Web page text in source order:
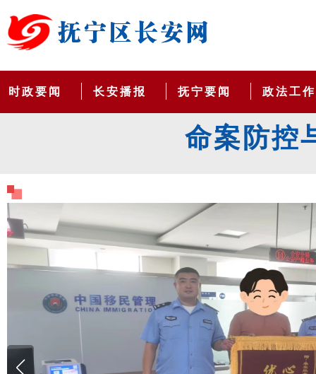
时政要闻 长安播报 抚宁要闻 政法工
命案防控